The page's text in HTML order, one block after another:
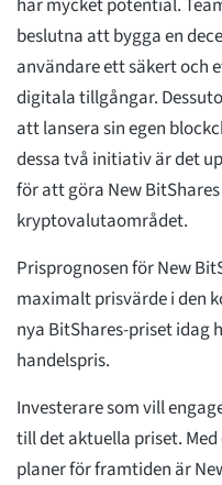
har mycket potential.
beslutna att bygga en
användare ett säkert och
digitala tillgångar.
att lansera sin egen
dessa två initiativ är det
för att göra New
kryptovalutaområdet.
Prisprognosen för New
maximalt prisvärde i den
nya BitShares-priset
handelspris.
Investerare som vill
till det aktuella priset.
planer för framtiden är